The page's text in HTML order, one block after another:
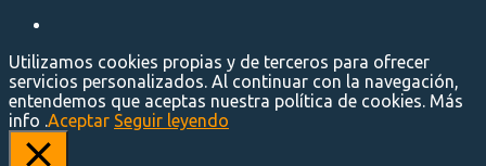
Utilizamos cookies propias y de terceros para ofrecer
servicios personalizados. Al continuar con la navegación,
entendemos que aceptas nuestra política de cookies. Más
info .Aceptar Seguir leyendo